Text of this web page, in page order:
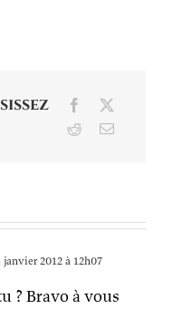
Facebook
RedditEmail
janvier 2012 à 12h07
? Bravo à vous